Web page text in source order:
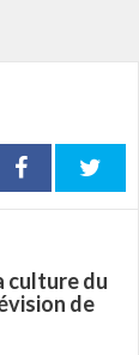
culture du
de